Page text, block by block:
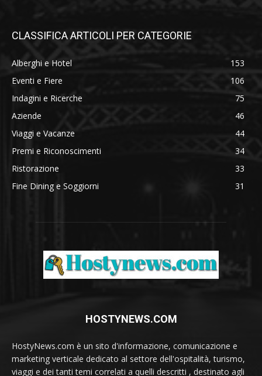
CLASSIFICA ARTICOLI PER CATEGORIE
Alberghi e Hotel
153
Eventi e Fiere
106
Indagini e Ricerche
75
Aziende
46
Viaggi e Vacanze
44
Premi e Riconoscimenti
34
Ristorazione
33
Fine Dining e Soggiorni
31
HOSTYNEWS.COM
HostyNews.com è un sito d'informazione, comunicazione e
marketing verticale dedicato al settore dell'ospitalità, turismo,
viaggi e dei tanti temi correlati a quelli descritti , destinato agli